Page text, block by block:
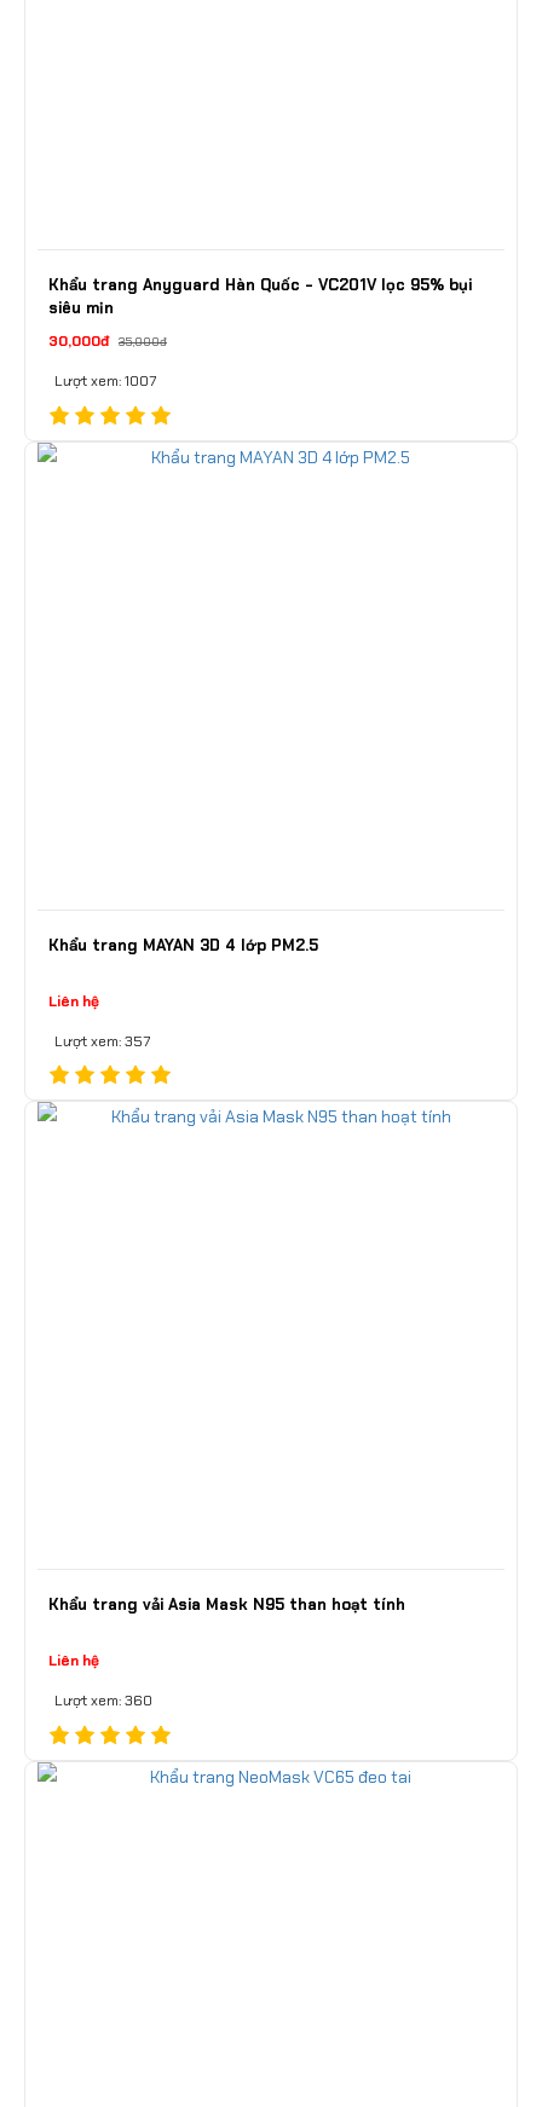
Khẩu trang Anyguard Hàn Quốc - VC201V lọc 95% bụi
siêu mịn
30,000đ 35,000đ
Lượt xem: 1007
Khẩu trang MAYAN 3D 4 lớp PM2.5
Liên hệ
Lượt xem: 357
Khẩu trang vải Asia Mask N95 than hoạt tính
Liên hệ
Lượt xem: 360